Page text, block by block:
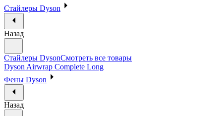
Стайлеры Dyson
Назад
Стайлеры DysonСмотреть все товары
Dyson Airwrap Complete Long
Фены Dyson
Назад